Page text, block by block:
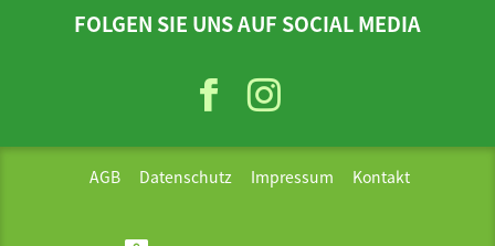
FOLGEN SIE UNS AUF SOCIAL MEDIA
AGB Datenschutz Impressum Kontakt